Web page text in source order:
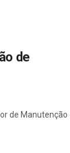
de
de Manutenção